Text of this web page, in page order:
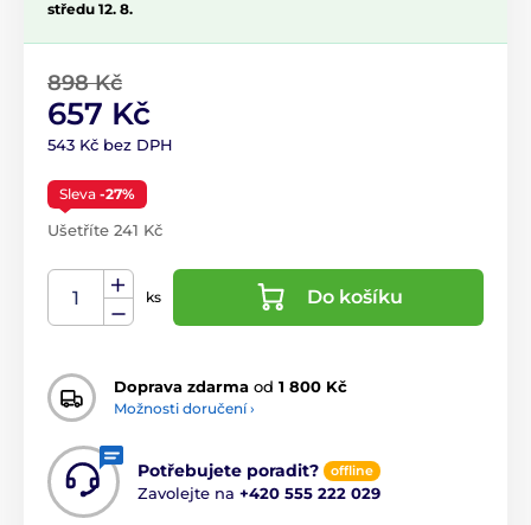
středu 12. 8.
898 Kč
657 Kč
543 Kč bez DPH
Sleva -27%
Ušetříte 241 Kč
ks Do košíku
Doprava zdarma od 1 800 Kč
Možnosti doručení ›
Potřebujete poradit? offline
Zavolejte na +420 555 222 029